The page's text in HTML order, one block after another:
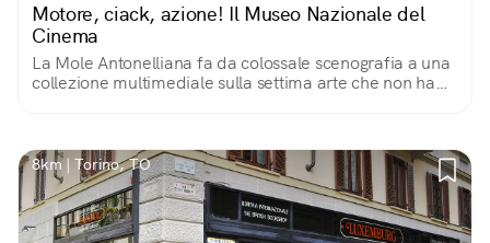
Motore, ciack, azione! Il Museo Nazionale del
Cinema
La Mole Antonelliana fa da colossale scenografia a una
collezione multimediale sulla settima arte che non ha
8km | Torino, TO